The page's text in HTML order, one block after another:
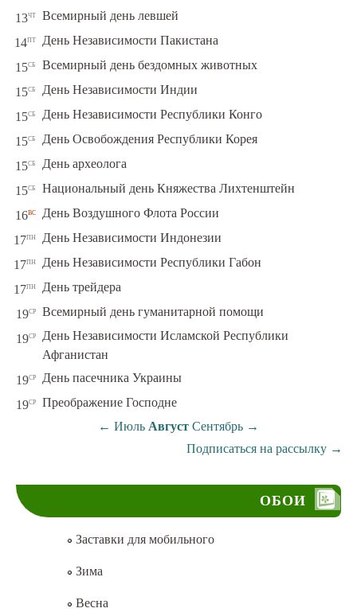
13чт Всемирный день левшей
14пт День Независимости Пакистана
15сб Всемирный день бездомных животных
15сб День Независимости Индии
15сб День Независимости Республики Конго
15сб День Освобождения Республики Корея
15сб День археолога
15сб Национальный день Княжества Лихтенштейн
16вс День Воздушного Флота России
17пн День Независимости Индонезии
17пн День Независимости Республики Габон
17пн День трейдера
19ср Всемирный день гуманитарной помощи
19ср
День Независимости Исламской Республики
Афганистан
19ср День пасечника Украины
19ср Преображение Господне
← Июль Август Сентябрь →
Подписаться на рассылку →
ОБОИ
Заставки для мобильного
Зима
Весна